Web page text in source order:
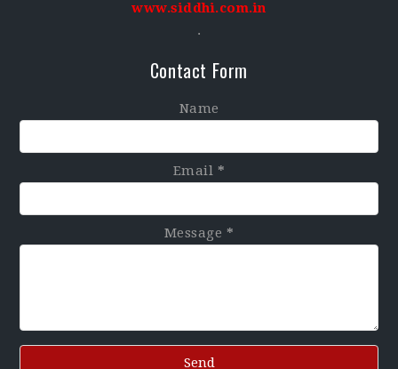
www.siddhi.com.in
.
Contact Form
Name
Email *
Message *